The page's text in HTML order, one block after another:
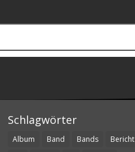
Schlagwörter
Album Band Bands
Bericht